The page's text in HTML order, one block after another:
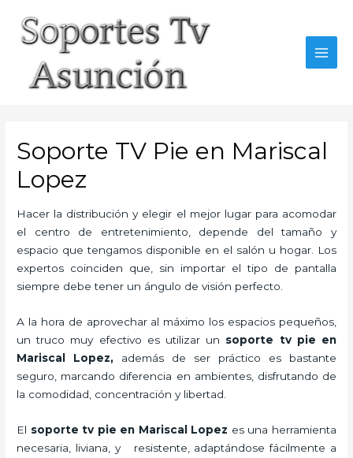
content
Soporte TV Pie en Mariscal
Lopez
Hacer la distribución y elegir el mejor lugar para acomodar
el centro de entretenimiento, depende del tamaño y
espacio que tengamos disponible en el salón u hogar. Los
expertos coinciden que, sin importar el tipo de pantalla
siempre debe tener un ángulo de visión perfecto.
A la hora de aprovechar al máximo los espacios pequeños,
un truco muy efectivo es utilizar un soporte tv pie en
Mariscal Lopez, además de ser práctico es bastante
seguro, marcando diferencia en ambientes, disfrutando de
la comodidad, concentración y libertad.
El soporte tv pie en Mariscal Lopez es una herramienta
necesaria, liviana, y resistente, adaptándose fácilmente a